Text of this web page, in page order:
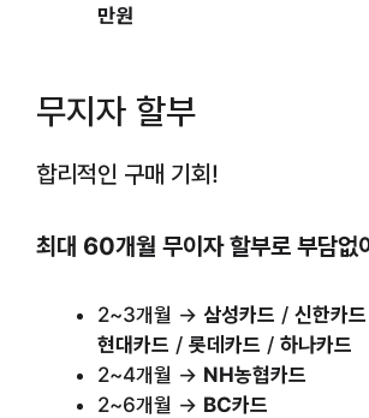
만원
무지자 할부
합리적인 구매 기회!
최대 60개월 무이자 할부로 부담없
2~3개월 → 삼성카드 / 신한카드
현대카드 / 롯데카드 / 하나카드
2~4개월 → NH농협카드
2~6개월 → BC카드